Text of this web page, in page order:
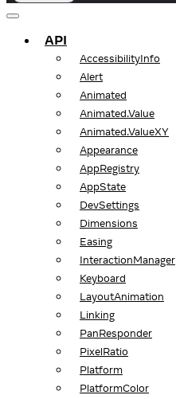
API
AccessibilityInfo
Alert
Animated
Animated.Value
Animated.ValueXY
Appearance
AppRegistry
AppState
DevSettings
Dimensions
Easing
InteractionManager
Keyboard
LayoutAnimation
Linking
PanResponder
PixelRatio
Platform
PlatformColor